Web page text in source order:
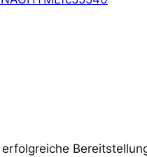
erfolgreiche